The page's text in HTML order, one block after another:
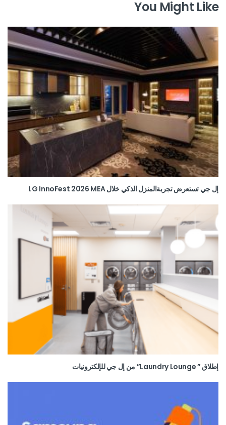
You Might Like
إل جي تستعرض تجربةالمنزل الذكي خلال LG InnoFest 2026 MEA
إطلاق ” Laundry Lounge” من إل جي للإلكترونيات